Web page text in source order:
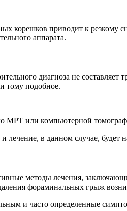
корешков приводит к
аппарата.
диагноза не составляет
тому подобное.
МРТ или компьютерной
в данном случае, будет
методы лечения,
фораминальных грыж
и часто определенные